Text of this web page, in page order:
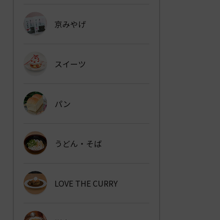
京みやげ
スイーツ
パン
うどん・そば
LOVE THE CURRY